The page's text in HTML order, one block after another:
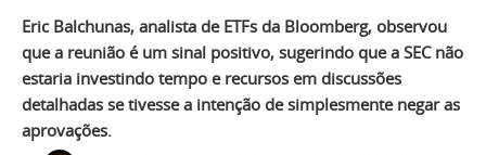
Eric Balchunas, analista de ETFs da Bloomberg, observou
que a reunião é um sinal positivo, sugerindo que a SEC não
estaria investindo tempo e recursos em discussões
detalhadas se tivesse a intenção de simplesmente negar as
aprovações.